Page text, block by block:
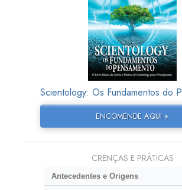
Scientology: Os Fundamentos do
ENCOMENDE AQUI »
CRENÇAS E PRÁTICAS
Antecedentes e Origens